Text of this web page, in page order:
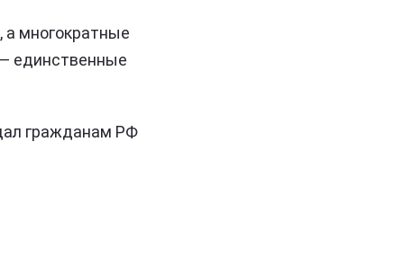
а многократные
единственные
гражданам РФ